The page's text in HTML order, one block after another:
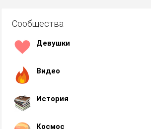
Сообщества
Девушки
Видео
История
Космос